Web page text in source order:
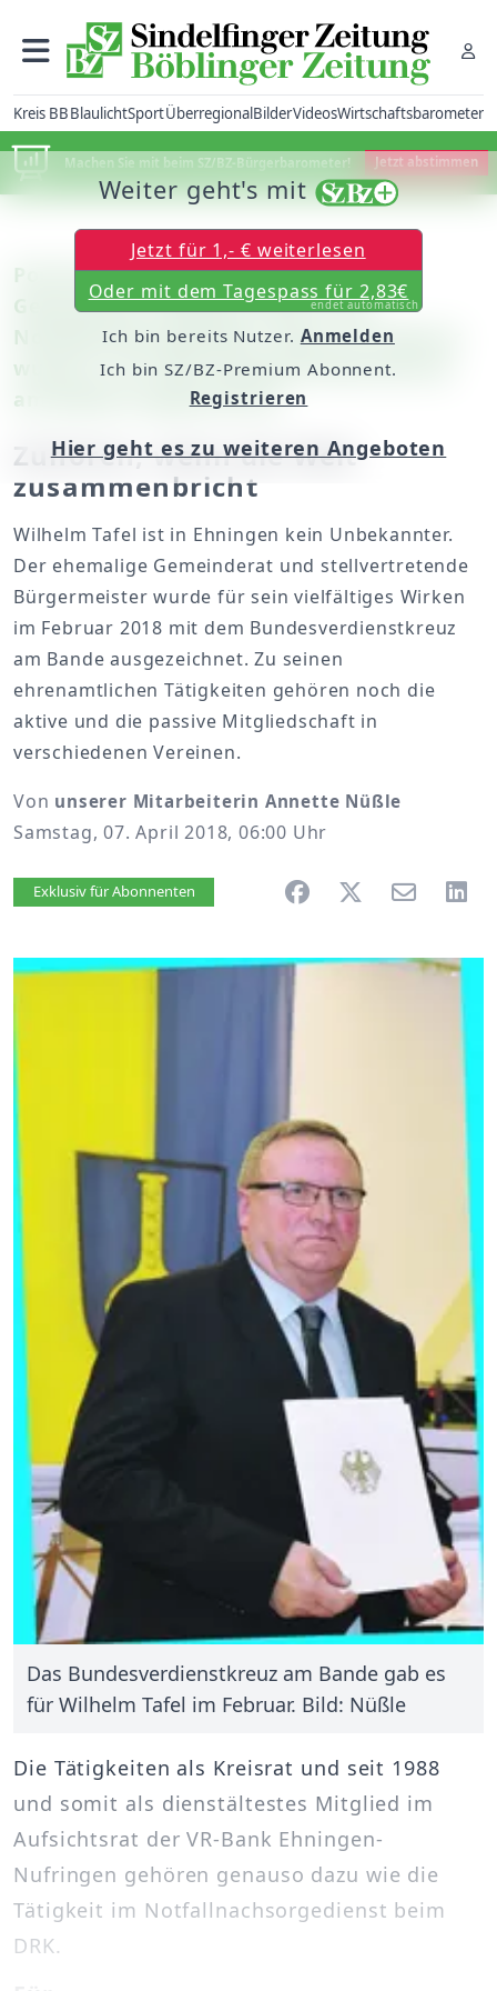
Kreis BBBlaulichtSportÜberregionalBilderVideosWirtschaftsbarometer
Machen Sie mit beim SZ/BZ-Bürgerbarometer! Jetzt abstimmen
Porträt: Der ehemalige Ehninger
Gemeinderat Wilhelm Tafel ist als
Notfallnachsorgehelfer tätig / Im Februar
wurde er mit dem Bundesverdienstkreuz
am Bande ausgezeichnet
Zuhören, wenn die Welt
zusammenbricht
Wilhelm Tafel ist in Ehningen kein Unbekannter.
Der ehemalige Gemeinderat und stellvertretende
Bürgermeister wurde für sein vielfältiges Wirken
im Februar 2018 mit dem Bundesverdienstkreuz
am Bande ausgezeichnet. Zu seinen
ehrenamtlichen Tätigkeiten gehören noch die
aktive und die passive Mitgliedschaft in
verschiedenen Vereinen.
Von unserer Mitarbeiterin Annette Nüßle
Samstag, 07. April 2018, 06:00 Uhr
Artikel vorlesen
Exklusiv für Abonnenten
Das Bundesverdienstkreuz am Bande gab es
für Wilhelm Tafel im Februar. Bild: Nüßle
Die Tätigkeiten als Kreisrat und seit 1988
und somit als dienstältestes Mitglied im
Aufsichtsrat der VR-Bank Ehningen-
Nufringen gehören genauso dazu wie die
Tätigkeit im Notfallnachsorgedienst beim
DRK.
Weiter geht's mit
Jetzt für 1,- € weiterlesen
Oder mit dem Tagespass für 2,83€
endet automatisch
Ich bin bereits Nutzer. Anmelden
Ich bin SZ/BZ-Premium Abonnent.
Registrieren
Hier geht es zu weiteren Angeboten